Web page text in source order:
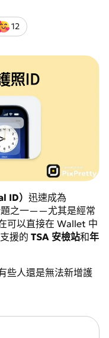
12
ID） 迅速成為
題之一——尤其是經常
可以直接在 Wallet 中
援的 TSA 安檢站和年
些人還是無法新增護